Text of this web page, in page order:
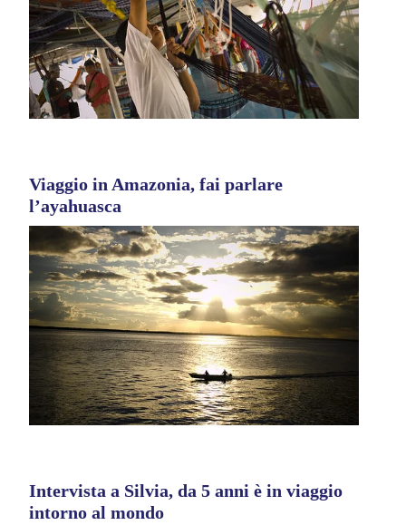
Viaggio in Amazonia, fai parlare
l’ayahuasca
Intervista a Silvia, da 5 anni è in viaggio
intorno al mondo